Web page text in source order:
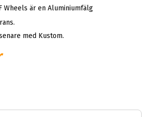
Wheels är en Aluminiumfälg
med Kustom.